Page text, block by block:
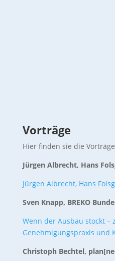
Vorträge
Hier finden sie die
Jürgen Albrecht, Hans
Jürgen Albrecht, Hans
Sven Knapp, BREKO
Wenn der Ausbau stockt –
Genehmigungspraxis und
Christoph Bechtel,